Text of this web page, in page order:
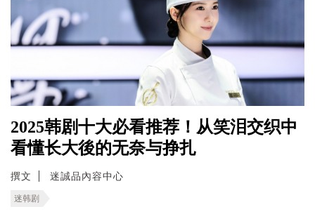
2025韩剧十大必看推荐！从笑泪交织中
看懂长大後的无奈与挣扎
撰文 迷誠品內容中心
迷韩剧